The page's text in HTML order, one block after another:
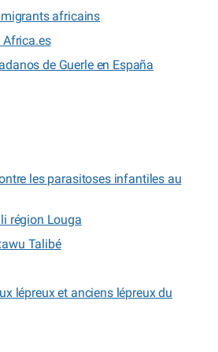
africains
de Guerle en España
les parasitoses infantiles au
région Louga
Talibé
lépreux et anciens lépreux du